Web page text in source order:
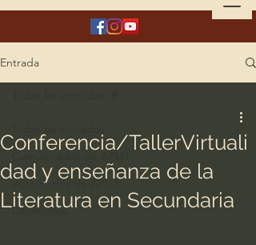
Entrada
Actividades de APLU
Difundimos
Conferencia/TallerVirtuali
dad y enseñanza de la
Literatura en Secundaria